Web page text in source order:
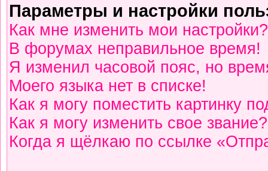
Параметры и настройки
Как мне изменить мои настройки?
В форумах неправильное время!
Я изменил часовой пояс, но
Моего языка нет в списке!
Как я могу поместить картинку
Как я могу изменить свое звание?
Когда я щёлкаю по ссылке